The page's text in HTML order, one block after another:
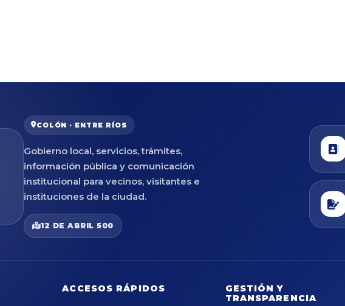
COLÓN · ENTRE RÍOS
Gobierno local, servicios, trámites,
información pública y comunicación
institucional para vecinos, visitantes e
instituciones de la ciudad.
12 DE ABRIL 500
ACCESOS RÁPIDOS
GESTIÓN Y
TRANSPARENCIA